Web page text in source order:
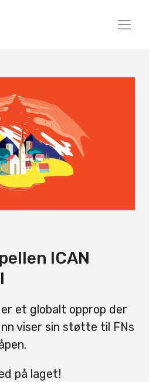
ICAN
er et globalt opprop der
viser sin støtte til FNs
på laget!